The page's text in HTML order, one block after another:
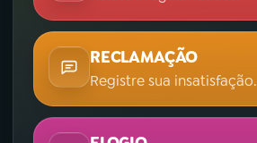
RECLAMAÇÃO
Registre sua insatisfação.